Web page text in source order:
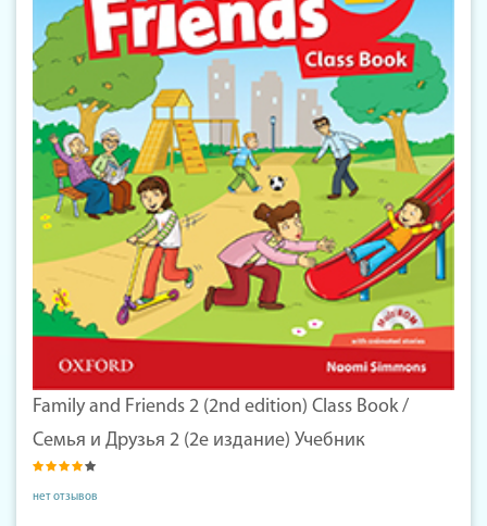
Family and Friends 2 (2nd edition) Class Book /
Семья и Друзья 2 (2е издание) Учебник
нет отзывов